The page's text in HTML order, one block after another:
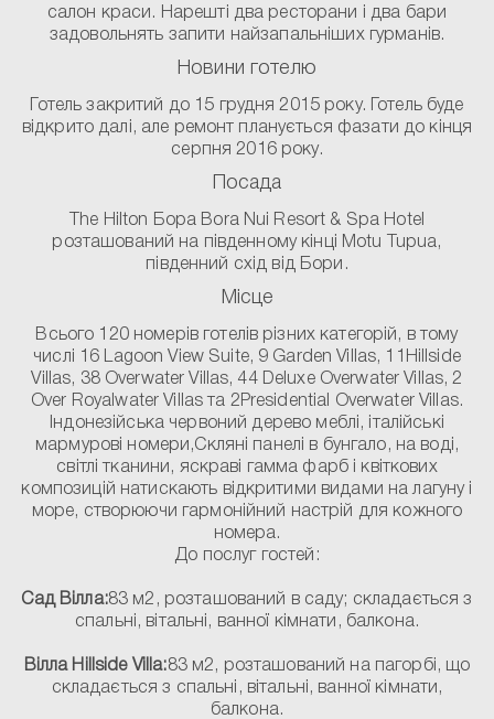
салон краси. Нарешті два ресторани і два бари
задовольнять запити найзапальніших гурманів.
Новини готелю
Готель закритий до 15 грудня 2015 року. Готель буде
відкрито далі, але ремонт планується фазати до кінця
серпня 2016 року.
Посада
The Hilton Бора Bora Nui Resort & Spa Hotel
розташований на південному кінці Motu Tupua,
південний схід від Бори.
Місце
Всього 120 номерів готелів різних категорій, в тому
числі 16 Lagoon View Suite, 9 Garden Villas, 11Hillside
Villas, 38 Overwater Villas, 44 Deluxe Overwater Villas, 2
Over Royalwater Villas та 2Presidential Overwater Villas.
Індонезійська червоний дерево меблі, італійські
мармурові номери,Скляні панелі в бунгало, на воді,
світлі тканини, яскраві гамма фарб і квіткових
композицій натискають відкритими видами на лагуну і
море, створюючи гармонійний настрій для кожного
номера.
До послуг гостей:
Сад Вілла:83 м2, розташований в саду; складається з
спальні, вітальні, ванної кімнати, балкона.
Вілла Hillside Villa:83 м2, розташований на пагорбі, що
складається з спальні, вітальні, ванної кімнати,
балкона.